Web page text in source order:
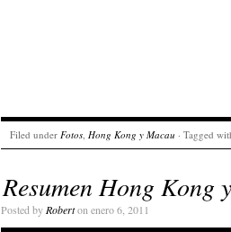
Filed under Fotos, Hong Kong y Macau · Tagged
Resumen Hong Kong
Posted by Roberton enero 6, 2011